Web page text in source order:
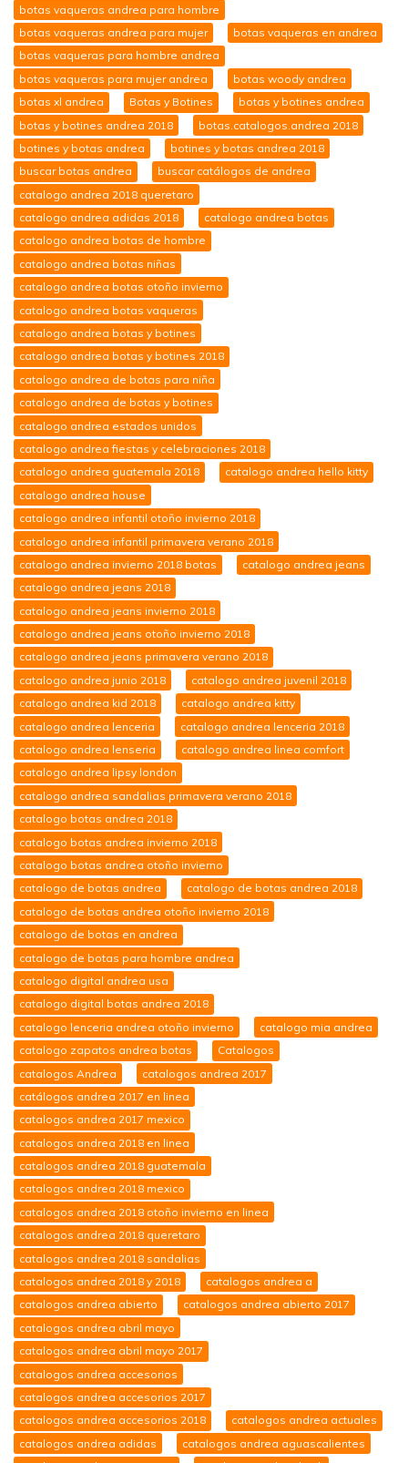
botas vaqueras andrea para hombre
botas vaqueras andrea para mujer
botas vaqueras en andrea
botas vaqueras para hombre andrea
botas vaqueras para mujer andrea
botas woody andrea
botas xl andrea
Botas y Botines
botas y botines andrea
botas y botines andrea 2018
botas.catalogos.andrea 2018
botines y botas andrea
botines y botas andrea 2018
buscar botas andrea
buscar catálogos de andrea
catalogo andrea 2018 queretaro
catalogo andrea adidas 2018
catalogo andrea botas
catalogo andrea botas de hombre
catalogo andrea botas niñas
catalogo andrea botas otoño invierno
catalogo andrea botas vaqueras
catalogo andrea botas y botines
catalogo andrea botas y botines 2018
catalogo andrea de botas para niña
catalogo andrea de botas y botines
catalogo andrea estados unidos
catalogo andrea fiestas y celebraciones 2018
catalogo andrea guatemala 2018
catalogo andrea hello kitty
catalogo andrea house
catalogo andrea infantil otoño invierno 2018
catalogo andrea infantil primavera verano 2018
catalogo andrea invierno 2018 botas
catalogo andrea jeans
catalogo andrea jeans 2018
catalogo andrea jeans invierno 2018
catalogo andrea jeans otoño invierno 2018
catalogo andrea jeans primavera verano 2018
catalogo andrea junio 2018
catalogo andrea juvenil 2018
catalogo andrea kid 2018
catalogo andrea kitty
catalogo andrea lenceria
catalogo andrea lenceria 2018
catalogo andrea lenseria
catalogo andrea linea comfort
catalogo andrea lipsy london
catalogo andrea sandalias primavera verano 2018
catalogo botas andrea 2018
catalogo botas andrea invierno 2018
catalogo botas andrea otoño invierno
catalogo de botas andrea
catalogo de botas andrea 2018
catalogo de botas andrea otoño invierno 2018
catalogo de botas en andrea
catalogo de botas para hombre andrea
catalogo digital andrea usa
catalogo digital botas andrea 2018
catalogo lenceria andrea otoño invierno
catalogo mia andrea
catalogo zapatos andrea botas
Catalogos
catalogos Andrea
catalogos andrea 2017
catálogos andrea 2017 en linea
catalogos andrea 2017 mexico
catalogos andrea 2018 en linea
catalogos andrea 2018 guatemala
catalogos andrea 2018 mexico
catalogos andrea 2018 otoño invierno en linea
catalogos andrea 2018 queretaro
catalogos andrea 2018 sandalias
catalogos andrea 2018 y 2018
catalogos andrea a
catalogos andrea abierto
catalogos andrea abierto 2017
catalogos andrea abril mayo
catalogos andrea abril mayo 2017
catalogos andrea accesorios
catalogos andrea accesorios 2017
catalogos andrea accesorios 2018
catalogos andrea actuales
catalogos andrea adidas
catalogos andrea aguascalientes